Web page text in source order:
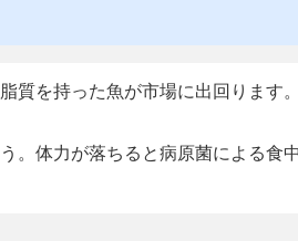
質を持った魚が市場に出回ります
。体力が落ちると病原菌による食